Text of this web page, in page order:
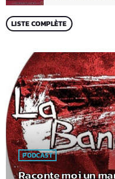
LISTE COMPLÈTE
PODCAST
Raconte moi un